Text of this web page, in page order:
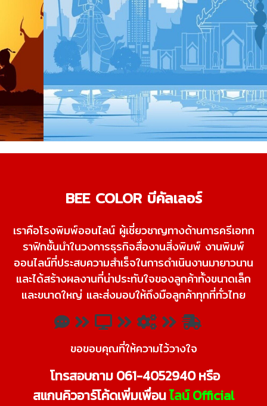
BEE COLOR บีคัลเลอร์
เราคือโรงพิมพ์ออนไลน์ ผู้เชี่ยวชาญทางด้านการครีเอทก
ราฟิกชั้นนําในวงการธุรกิจสื่องานสิ่งพิมพ์ งานพิมพ์
ออนไลน์ที่ประสบความสําเร็จในการดําเนินงานมายาวนาน
และได้สร้างผลงานที่น่าประทับใจของลูกค้าทั้งขนาดเล็ก
และขนาดใหญ่ และส่งมอบให้ถึงมือลูกค้าทุกที่ทั่วไทย
ขอขอบคุณที่ให้ความไว้วางใจ
โทรสอบถาม 061-4052940 หรือ
สแกนคิวอาร์โค้ดเพิ่มเพื่อนไลน์ Official